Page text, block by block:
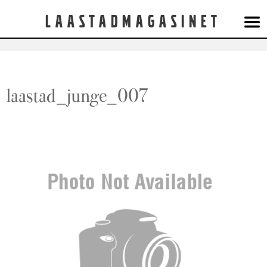
Laastadmagasinet
laastad_junge_007